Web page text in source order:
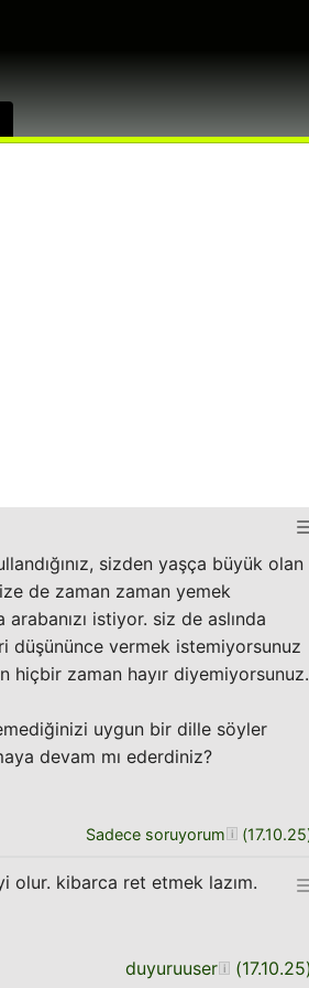
sizden yaşça büyük olan
de zaman zaman yemek
istiyor. siz de aslında
düşününce vermek istemiyorsunuz
hiçbir zaman hayır diyemiyorsunuz.
uygun bir dille söyler
devam mı ederdiniz?
Sadece soruyorum (17.10.25
olur. kibarca ret etmek lazım.
duyuruuser (17.10.25